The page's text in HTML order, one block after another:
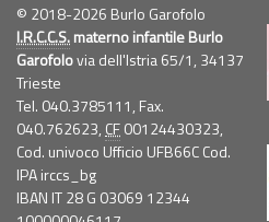
© 2018-2026 Burlo Garofolo
I.R.C.C.S.materno infantile Burlo
Garofolovia dell'Istria 65/1, 34137
Trieste
Tel. 040.3785111, Fax.
040.762623, CF00124430323,
Cod. univoco Ufficio UFB66C Cod.
IPA irccs_bg
IBAN IT 28 G 03069 12344